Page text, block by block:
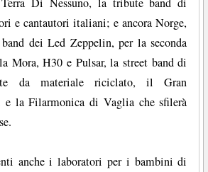
e cantautori italiani; e ancora Norge,
dei Led Zeppelin, per la seconda
Mora, H30 e Pulsar, la street band di
da materiale riciclato, il Gran
e la Filarmonica di Vaglia che sfilerà
anche i laboratori per i bambini di